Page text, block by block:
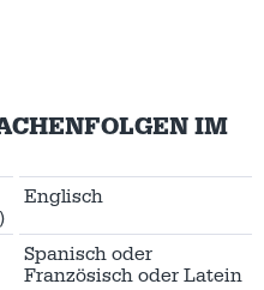
IM
Englisch
Spanisch oder
Französisch oder Latein